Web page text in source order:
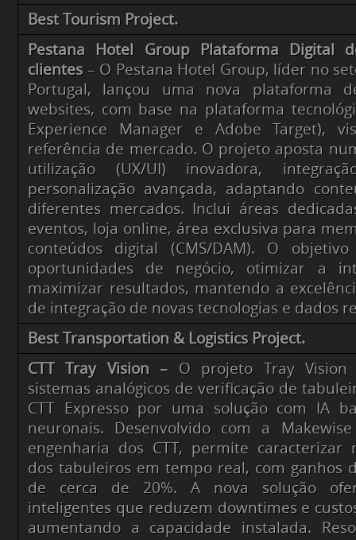
Best Tourism Project.
Pestana Hotel Group Plataforma Digital
clientes– O Pestana Hotel Group, líder no
Portugal, lançou uma nova plataforma
websites, com base na plataforma
Experience Manager e Adobe Target),
referência de mercado. O projeto aposta
utilização (UX/UI) inovadora,
personalização avançada, adaptando
diferentes mercados. Inclui áreas
eventos, loja online, área exclusiva para
conteúdos digital (CMS/DAM). O
oportunidades de negócio, otimizar a
maximizar resultados, mantendo a
de integração de novas tecnologias e dados
Best Transportation & Logistics Project.
CTT Tray Vision – O projeto Tray Vision
sistemas analógicos de verificação de
CTT Expresso por uma solução com IA
neuronais. Desenvolvido com a
engenharia dos CTT, permite caracterizar
dos tabuleiros em tempo real, com ganhos
de cerca de 20%. A nova solução
inteligentes que reduzem downtimes e
aumentando a capacidade instalada.